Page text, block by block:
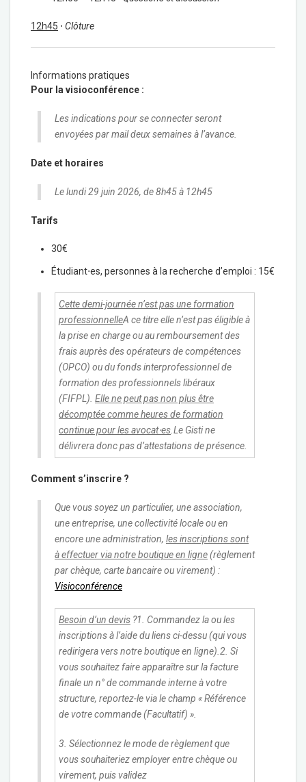
12h45 ⋅ Clôture
Informations pratiques
Pour la visioconférence :
Les indications pour se connecter seront
envoyées par mail deux semaines à l’avance.
Date et horaires
Le lundi 29 juin 2026, de 8h45 à 12h45
Tarifs
30€
Étudiant⋅es, personnes à la recherche d’emploi : 15€
Cette demi-journée n’est pas une formation
professionnelleA ce titre elle n’est pas éligible à
la prise en charge ou au remboursement des
frais auprès des opérateurs de compétences
(OPCO) ou du fonds interprofessionnel de
formation des professionnels libéraux
(FIFPL). Elle ne peut pas non plus être
décomptée comme heures de formation
continue pour les avocat⋅es .Le Gisti ne
délivrera donc pas d’attestations de présence.
Comment s’inscrire ?
Que vous soyez un particulier, une association,
une entreprise, une collectivité locale ou en
encore une administration, les inscriptions sont
à effectuer via notre boutique en ligne(règlement
par chèque, carte bancaire ou virement) :
Visioconférence
Besoin d’un devis ?1. Commandez la ou les
inscriptions à l’aide du liens ci-dessu (qui vous
redirigera vers notre boutique en ligne).2. Si
vous souhaitez faire apparaître sur la facture
finale un n° de commande interne à votre
structure, reportez-le via le champ « Référence
de votre commande (Facultatif) ».
3. Sélectionnez le mode de règlement que
vous souhaiteriez employer entre chèque ou
virement, puis validez